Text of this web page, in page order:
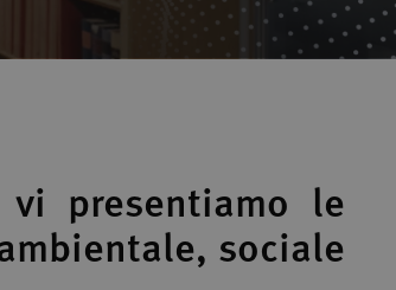
presentiamo le
sociale